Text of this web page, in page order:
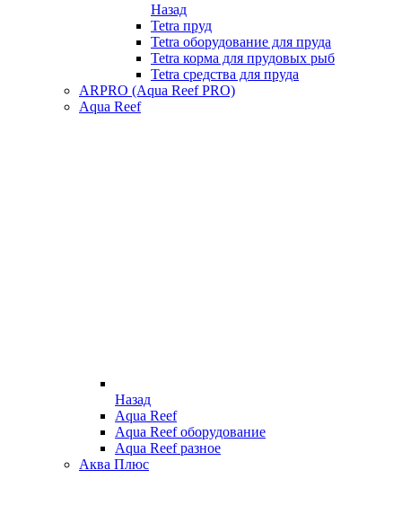
Назад
Tetra пруд
Tetra оборудование для пруда
Tetra корма для прудовых рыб
Tetra средства для пруда
ARPRO (Aqua Reef PRO)
Aqua Reef
Назад
Aqua Reef
Aqua Reef оборудование
Aqua Reef разное
Аква Плюс